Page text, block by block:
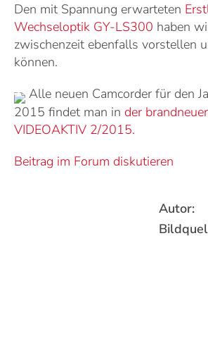
Den mit Spannung erwarteten
Wechseloptik GY-LS300 haben
zwischenzeit ebenfalls vorstellen
können.
Alle neuen Camcorder für den
2015 findet man in der
VIDEOAKTIV 2/2015.
Beitrag im Forum diskutieren
Autor: